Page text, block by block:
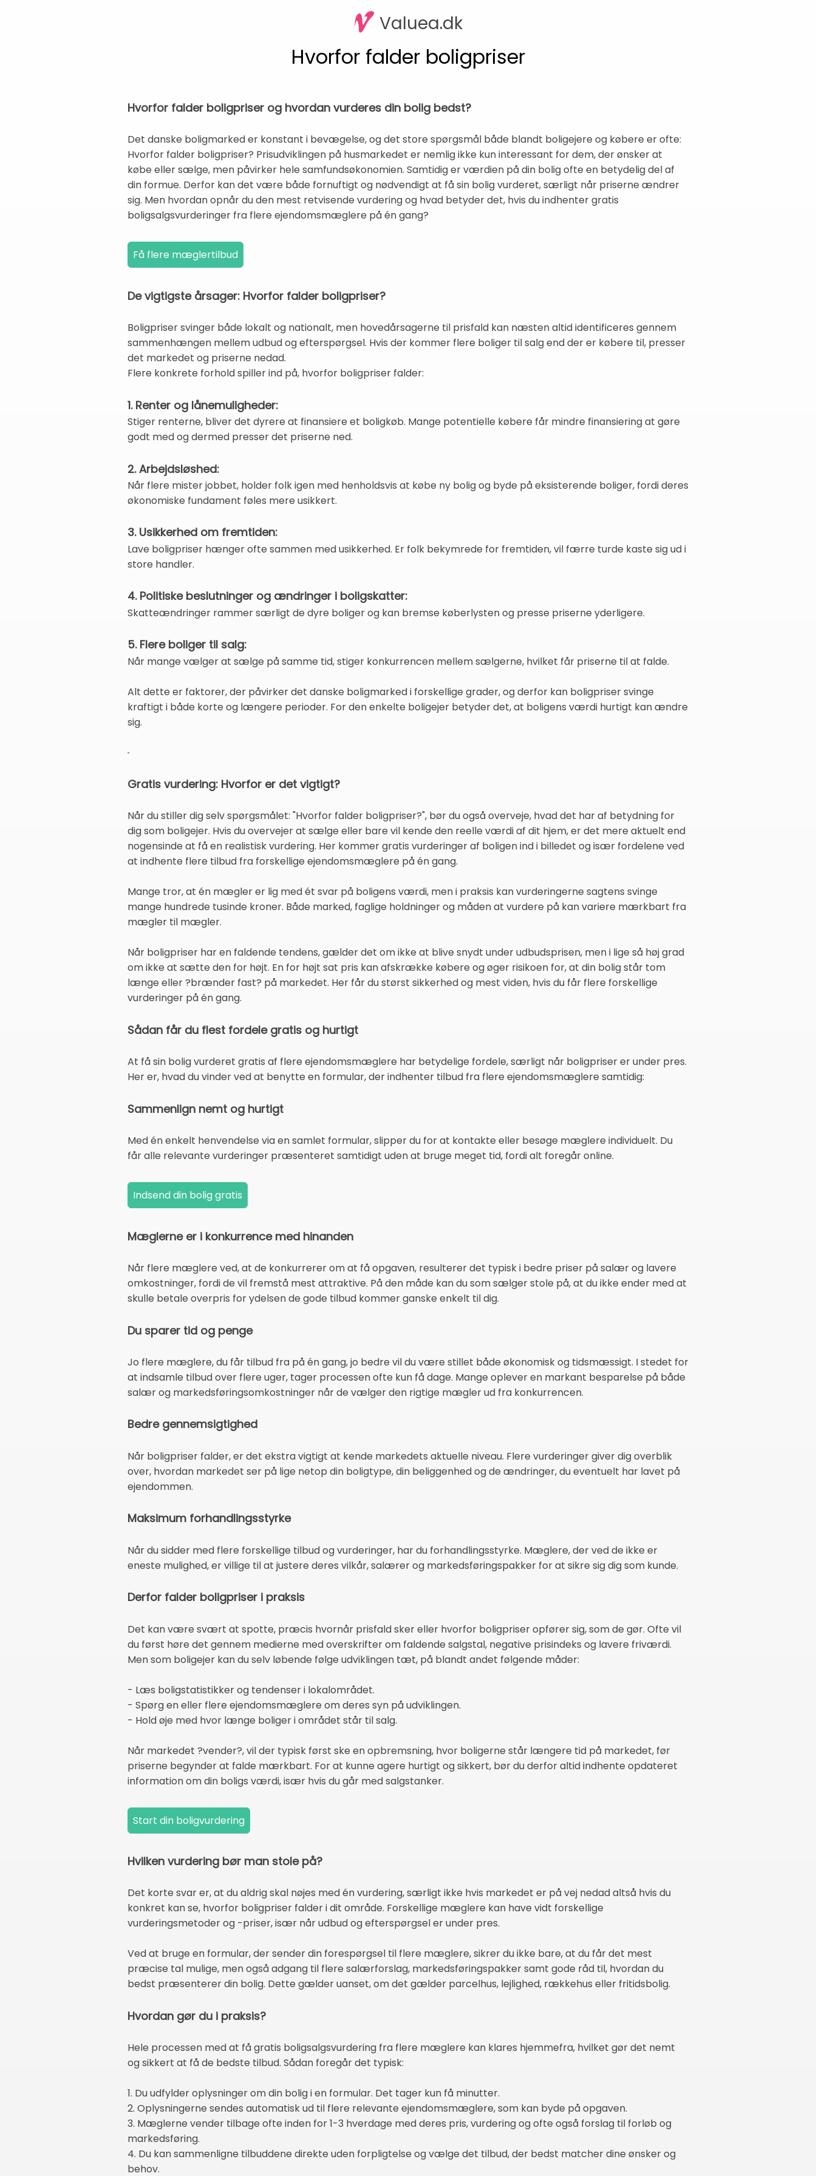
Valuea.dk
Hvorfor falder boligpriser
Hvorfor falder boligpriser og hvordan vurderes din bolig bedst?
Det danske boligmarked er konstant i bevægelse, og det store spørgsmål både blandt boligejere og købere er ofte:
Hvorfor falder boligpriser? Prisudviklingen på husmarkedet er nemlig ikke kun interessant for dem, der ønsker at
købe eller sælge, men påvirker hele samfundsøkonomien. Samtidig er værdien på din bolig ofte en betydelig del af
din formue. Derfor kan det være både fornuftigt og nødvendigt at få sin bolig vurderet, særligt når priserne ændrer
sig. Men hvordan opnår du den mest retvisende vurdering og hvad betyder det, hvis du indhenter gratis
boligsalgsvurderinger fra flere ejendomsmæglere på én gang?
De vigtigste årsager: Hvorfor falder boligpriser?
Boligpriser svinger både lokalt og nationalt, men hovedårsagerne til prisfald kan næsten altid identificeres gennem
sammenhængen mellem udbud og efterspørgsel. Hvis der kommer flere boliger til salg end der er købere til, presser
det markedet og priserne nedad.
Flere konkrete forhold spiller ind på, hvorfor boligpriser falder:
1. Renter og lånemuligheder:
Stiger renterne, bliver det dyrere at finansiere et boligkøb. Mange potentielle købere får mindre finansiering at gøre
godt med og dermed presser det priserne ned.
2. Arbejdsløshed:
Når flere mister jobbet, holder folk igen med henholdsvis at købe ny bolig og byde på eksisterende boliger, fordi deres
økonomiske fundament føles mere usikkert.
3. Usikkerhed om fremtiden:
Lave boligpriser hænger ofte sammen med usikkerhed. Er folk bekymrede for fremtiden, vil færre turde kaste sig ud i
store handler.
4. Politiske beslutninger og ændringer i boligskatter:
Skatteændringer rammer særligt de dyre boliger og kan bremse køberlysten og presse priserne yderligere.
5. Flere boliger til salg:
Når mange vælger at sælge på samme tid, stiger konkurrencen mellem sælgerne, hvilket får priserne til at falde.
Alt dette er faktorer, der påvirker det danske boligmarked i forskellige grader, og derfor kan boligpriser svinge
kraftigt i både korte og længere perioder. For den enkelte boligejer betyder det, at boligens værdi hurtigt kan ændre
sig.
Gratis vurdering: Hvorfor er det vigtigt?
Når du stiller dig selv spørgsmålet: "Hvorfor falder boligpriser?", bør du også overveje, hvad det har af betydning for
dig som boligejer. Hvis du overvejer at sælge eller bare vil kende den reelle værdi af dit hjem, er det mere aktuelt end
nogensinde at få en realistisk vurdering. Her kommer gratis vurderinger af boligen ind i billedet og især fordelene ved
at indhente flere tilbud fra forskellige ejendomsmæglere på én gang.
Mange tror, at én mægler er lig med ét svar på boligens værdi, men i praksis kan vurderingerne sagtens svinge
mange hundrede tusinde kroner. Både marked, faglige holdninger og måden at vurdere på kan variere mærkbart fra
mægler til mægler.
Når boligpriser har en faldende tendens, gælder det om ikke at blive snydt under udbudsprisen, men i lige så høj grad
om ikke at sætte den for højt. En for højt sat pris kan afskrække købere og øger risikoen for, at din bolig står tom
længe eller ?brænder fast? på markedet. Her får du størst sikkerhed og mest viden, hvis du får flere forskellige
vurderinger på én gang.
Sådan får du flest fordele gratis og hurtigt
At få sin bolig vurderet gratis af flere ejendomsmæglere har betydelige fordele, særligt når boligpriser er under pres.
Her er, hvad du vinder ved at benytte en formular, der indhenter tilbud fra flere ejendomsmæglere samtidig:
Sammenlign nemt og hurtigt
Med én enkelt henvendelse via en samlet formular, slipper du for at kontakte eller besøge mæglere individuelt. Du
får alle relevante vurderinger præsenteret samtidigt uden at bruge meget tid, fordi alt foregår online.
Mæglerne er i konkurrence med hinanden
Når flere mæglere ved, at de konkurrerer om at få opgaven, resulterer det typisk i bedre priser på salær og lavere
omkostninger, fordi de vil fremstå mest attraktive. På den måde kan du som sælger stole på, at du ikke ender med at
skulle betale overpris for ydelsen de gode tilbud kommer ganske enkelt til dig.
Du sparer tid og penge
Jo flere mæglere, du får tilbud fra på én gang, jo bedre vil du være stillet både økonomisk og tidsmæssigt. I stedet for
at indsamle tilbud over flere uger, tager processen ofte kun få dage. Mange oplever en markant besparelse på både
salær og markedsføringsomkostninger når de vælger den rigtige mægler ud fra konkurrencen.
Bedre gennemsigtighed
Når boligpriser falder, er det ekstra vigtigt at kende markedets aktuelle niveau. Flere vurderinger giver dig overblik
over, hvordan markedet ser på lige netop din boligtype, din beliggenhed og de ændringer, du eventuelt har lavet på
ejendommen.
Maksimum forhandlingsstyrke
Når du sidder med flere forskellige tilbud og vurderinger, har du forhandlingsstyrke. Mæglere, der ved de ikke er
eneste mulighed, er villige til at justere deres vilkår, salærer og markedsføringspakker for at sikre sig dig som kunde.
Derfor falder boligpriser i praksis
Det kan være svært at spotte, præcis hvornår prisfald sker eller hvorfor boligpriser opfører sig, som de gør. Ofte vil
du først høre det gennem medierne med overskrifter om faldende salgstal, negative prisindeks og lavere friværdi.
Men som boligejer kan du selv løbende følge udviklingen tæt, på blandt andet følgende måder:
- Læs boligstatistikker og tendenser i lokalområdet.
- Spørg en eller flere ejendomsmæglere om deres syn på udviklingen.
- Hold øje med hvor længe boliger i området står til salg.
Når markedet ?vender?, vil der typisk først ske en opbremsning, hvor boligerne står længere tid på markedet, før
priserne begynder at falde mærkbart. For at kunne agere hurtigt og sikkert, bør du derfor altid indhente opdateret
information om din boligs værdi, især hvis du går med salgstanker.
Hvilken vurdering bør man stole på?
Det korte svar er, at du aldrig skal nøjes med én vurdering, særligt ikke hvis markedet er på vej nedad altså hvis du
konkret kan se, hvorfor boligpriser falder i dit område. Forskellige mæglere kan have vidt forskellige
vurderingsmetoder og -priser, især når udbud og efterspørgsel er under pres.
Ved at bruge en formular, der sender din forespørgsel til flere mæglere, sikrer du ikke bare, at du får det mest
præcise tal mulige, men også adgang til flere salærforslag, markedsføringspakker samt gode råd til, hvordan du
bedst præsenterer din bolig. Dette gælder uanset, om det gælder parcelhus, lejlighed, rækkehus eller fritidsbolig.
Hvordan gør du i praksis?
Hele processen med at få gratis boligsalgsvurdering fra flere mæglere kan klares hjemmefra, hvilket gør det nemt
og sikkert at få de bedste tilbud. Sådan foregår det typisk:
1. Du udfylder oplysninger om din bolig i en formular. Det tager kun få minutter.
2. Oplysningerne sendes automatisk ud til flere relevante ejendomsmæglere, som kan byde på opgaven.
3. Mæglerne vender tilbage ofte inden for 1-3 hverdage med deres pris, vurdering og ofte også forslag til forløb og
markedsføring.
4. Du kan sammenligne tilbuddene direkte uden forpligtelse og vælge det tilbud, der bedst matcher dine ønsker og
behov.